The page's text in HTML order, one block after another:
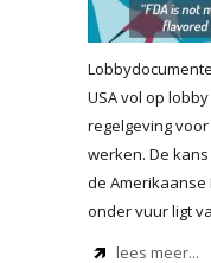
USA vol op
regelgeving
werken. De
de Amerikaanse
onder vuur ligt
lees meer...